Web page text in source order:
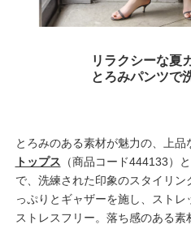
リラクシーな夏
とろみパンツで
とろみのある素材が魅力の、上
トップス （商品コード444133）
で、洗練された印象のスタイリ
っぷりとギャザーを施し、スト
ストレスフリー。落ち感のある素